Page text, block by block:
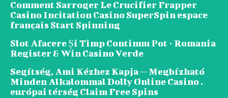
Comment Sarroger Le Crucifier Frapper
Casino Incitation Casino SuperSpin espace
français Start Spinning
Slot Afacere Și Timp Continuu Pot · Romania
Register & Win Casino Verde
Segítség, Ami Kézhez Kapja — Megbízható
Minden Alkalommal Dolly Online Casino .
európai térség Claim Free Spins